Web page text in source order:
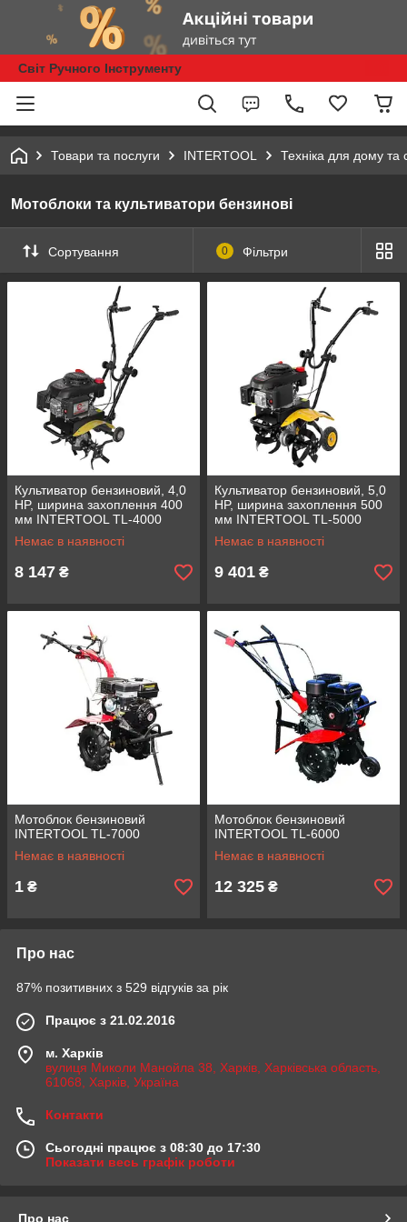
Світ Ручного Інструменту
Товари та послуги INTERTOOL Техніка для дому та
Мотоблоки та культиватори бензинові
Сортування 0 Фільтри
Культиватор бензиновий, 4,0
HP, ширина захоплення 400
мм INTERTOOL TL-4000
Немає в наявності
8 147 ₴
Культиватор бензиновий, 5,0
HP, ширина захоплення 500
мм INTERTOOL TL-5000
Немає в наявності
9 401 ₴
Мотоблок бензиновий
INTERTOOL TL-7000
Немає в наявності
1 ₴
Мотоблок бензиновий
INTERTOOL TL-6000
Немає в наявності
12 325 ₴
Про нас
87% позитивних з 529 відгуків за рік
Працює з 21.02.2016
м. Харків
вулиця Миколи Манойла 38, Харків, Харківська область,
61068, Харків, Україна
Контакти
Сьогодні працює з 08:30 до 17:30
Показати весь графік роботи
Про нас